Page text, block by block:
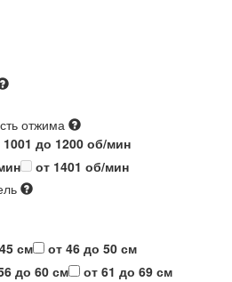
отжима
1001 до 1200 об/мин
от 1401 об/мин
см
от 46 до 50 см
до 60 см
от 61 до 69 см